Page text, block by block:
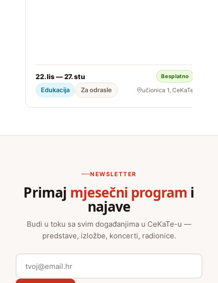
22. lis — 27. stu Besplatno
Edukacija Za odrasle učionica 1, CeKaTe
NEWSLETTER
Primaj mjesečni program i
najave
Budi u toku sa svim događanjima u CeKaTe-u —
predstave, izložbe, koncerti, radionice.